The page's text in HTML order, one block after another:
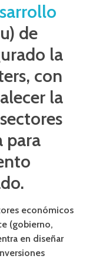
de
la
con
la
para
económicos
(gobierno,
en diseñar